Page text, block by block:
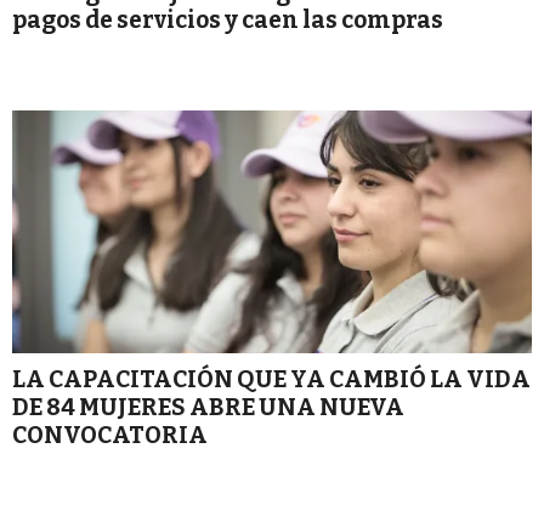
pagos de servicios y caen las compras
LA CAPACITACIÓN QUE YA CAMBIÓ LA VIDA
DE 84 MUJERES ABRE UNA NUEVA
CONVOCATORIA